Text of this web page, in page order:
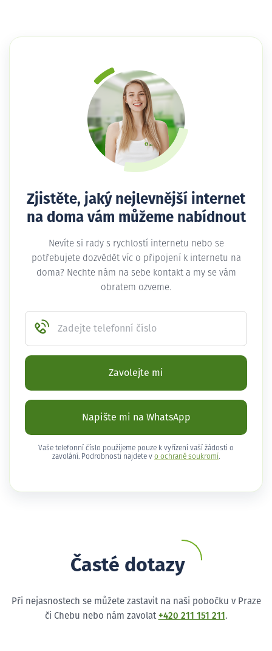
Zjistěte, jaký nejlevnější internet
na doma vám můžeme nabídnout
Nevíte si rady s rychlostí internetu nebo se
potřebujete dozvědět víc o připojení k internetu na
doma? Nechte nám na sebe kontakt a my se vám
obratem ozveme.
Zadejte telefonní číslo
Zavolejte mi
Napište mi na WhatsApp
Vaše telefonní číslo použijeme pouze k vyřízení vaší žádosti o
zavolání. Podrobnosti najdete v o ochraně soukromí .
Časté dotazy
Při nejasnostech se můžete zastavit na naši pobočku v Praze
či Chebu nebo nám zavolat +420 211 151 211 .